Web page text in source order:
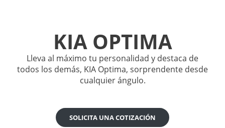
KIA OPTIMA
Lleva al máximo tu personalidad y destaca de
todos los demás, KIA Optima, sorprendente desde
cualquier ángulo.
SOLICITA UNA COTIZACIÓN